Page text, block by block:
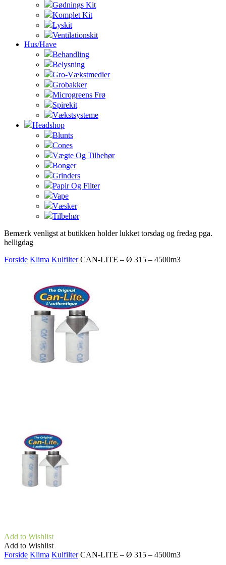
Gødnings Kit
Komplet Kit
Lyskit
Ventilationskit
Hus/Have
Behandling
Belysning
Gro-Vækstmedier
Grobakker
Microgreens Frø
Spirekit
Vækstsysteme
Headshop
Blunts
Cones
Vægte Og Tilbehør
Bonger
Grinders
Papir Og Filter
Vape
Væsker
Tilbehør
Bemærk venligst at butikken holder lukket torsdag og fredag pga.
helligdag
Forside Klima Kulfilter CAN-LITE – Ø 315 – 4500m3
Add to Wishlist
Add to Wishlist
Forside Klima Kulfilter CAN-LITE – Ø 315 – 4500m3